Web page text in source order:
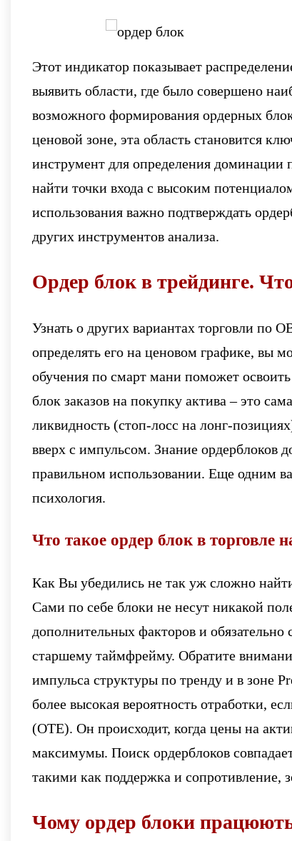
Этот индикатор показывает
выявить области, где было совершено
возможного формирования ордерных
ценовой зоне, эта область становится
инструмент для определения
найти точки входа с высоким
использования важно подтверждать
других инструментов анализа.
Ордер блок в трейдинге.
Узнать о других вариантах торговли по
определять его на ценовом графике, вы
обучения по смарт мани поможет
блок заказов на покупку актива – это
ликвидность (стоп-лосс на лонг-
вверх с импульсом. Знание ордерблоков
правильном использовании. Еще одним
психология.
Что такое ордер блок в торговле
Как Вы убедились не так уж сложно
Сами по себе блоки не несут никакой
дополнительных факторов и обязательно
старшему таймфрейму. Обратите
импульса структуры по тренду и в зоне
более высокая вероятность отработки,
(OTE). Он происходит, когда цены на
максимумы. Поиск ордерблоков
такими как поддержка и сопротивление,
Чому ордер блоки